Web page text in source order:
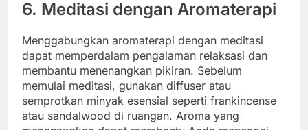
6. Meditasi dengan Aromaterapi
Menggabungkan aromaterapi dengan meditasi
dapat memperdalam pengalaman relaksasi dan
membantu menenangkan pikiran. Sebelum
memulai meditasi, gunakan diffuser atau
semprotkan minyak esensial seperti frankincense
atau sandalwood di ruangan. Aroma yang